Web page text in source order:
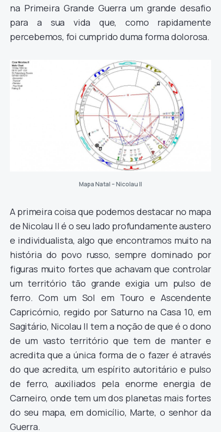
na Primeira Grande Guerra um grande desafio
para a sua vida que, como rapidamente
percebemos, foi cumprido duma forma dolorosa.
Mapa Natal – Nicolau II
A primeira coisa que podemos destacar no mapa
de Nicolau II é o seu lado profundamente austero
e individualista, algo que encontramos muito na
história do povo russo, sempre dominado por
figuras muito fortes que achavam que controlar
um território tão grande exigia um pulso de
ferro. Com um Sol em Touro e Ascendente
Capricórnio, regido por Saturno na Casa 10, em
Sagitário, Nicolau II tem a noção de que é o dono
de um vasto território que tem de manter e
acredita que a única forma de o fazer é através
do que acredita, um espírito autoritário e pulso
de ferro, auxiliados pela enorme energia de
Carneiro, onde tem um dos planetas mais fortes
do seu mapa, em domicílio, Marte, o senhor da
Guerra.